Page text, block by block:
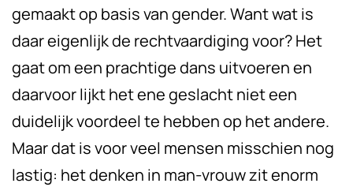
gemaakt op basis van gender. Want wat is
daar eigenlijk de rechtvaardiging voor? Het
gaat om een prachtige dans uitvoeren en
daarvoor lijkt het ene geslacht niet een
duidelijk voordeel te hebben op het andere.
Maar dat is voor veel mensen misschien nog
lastig: het denken in man-vrouw zit enorm